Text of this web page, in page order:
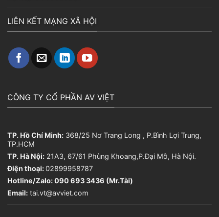
LIÊN KẾT MẠNG XÃ HỘI
CÔNG TY CỔ PHẦN AV VIỆT
TP. Hồ Chí Minh: 368/25 Nơ Trang Long , P.Bình Lợi Trung,
TP.HCM
TP. Hà Nội: 21A3, 67/61 Phùng Khoang,P.Đại Mỗ, Hà Nội.
Điện thoại:02899958787
Hotline/Zalo: 090 693 3436 (Mr.Tài)
Email: tai.vt@avviet.com